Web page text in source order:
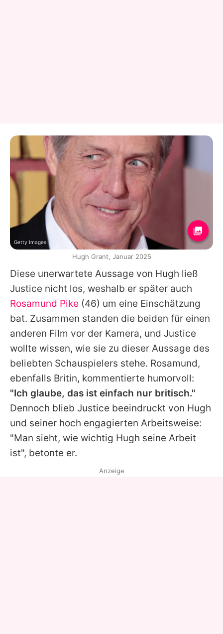
Diese unerwartete Aussage von Hugh ließ
Justice nicht los, weshalb er später auch
Rosamund Pike (46) um eine Einschätzung
bat. Zusammen standen die beiden für einen
anderen Film vor der Kamera, und Justice
wollte wissen, wie sie zu dieser Aussage des
beliebten Schauspielers stehe. Rosamund,
ebenfalls Britin, kommentierte humorvoll:
"Ich glaube, das ist einfach nur britisch."
Dennoch blieb Justice beeindruckt von Hugh
und seiner hoch engagierten Arbeitsweise:
"Man sieht, wie wichtig Hugh seine Arbeit
ist", betonte er.
Getty Images
Hugh Grant, Januar 2025
Anzeige